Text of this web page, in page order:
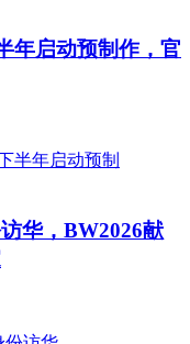
年启动预制作，官
华，BW2026献